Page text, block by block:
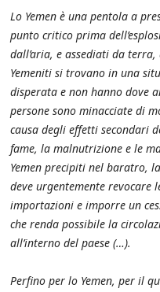
Lo Yemen è una pentola a
punto critico prima
dall’aria, e assediati da
Yemeniti si trovano in una
disperata e non hanno dove
persone sono minacciate di
causa degli effetti secondari
fame, la malnutrizione e le
Yemen precipiti nel baratro,
deve urgentemente revocare
importazioni e imporre un
che renda possibile la
all’interno del paese (…).
Perfino per lo Yemen, per il